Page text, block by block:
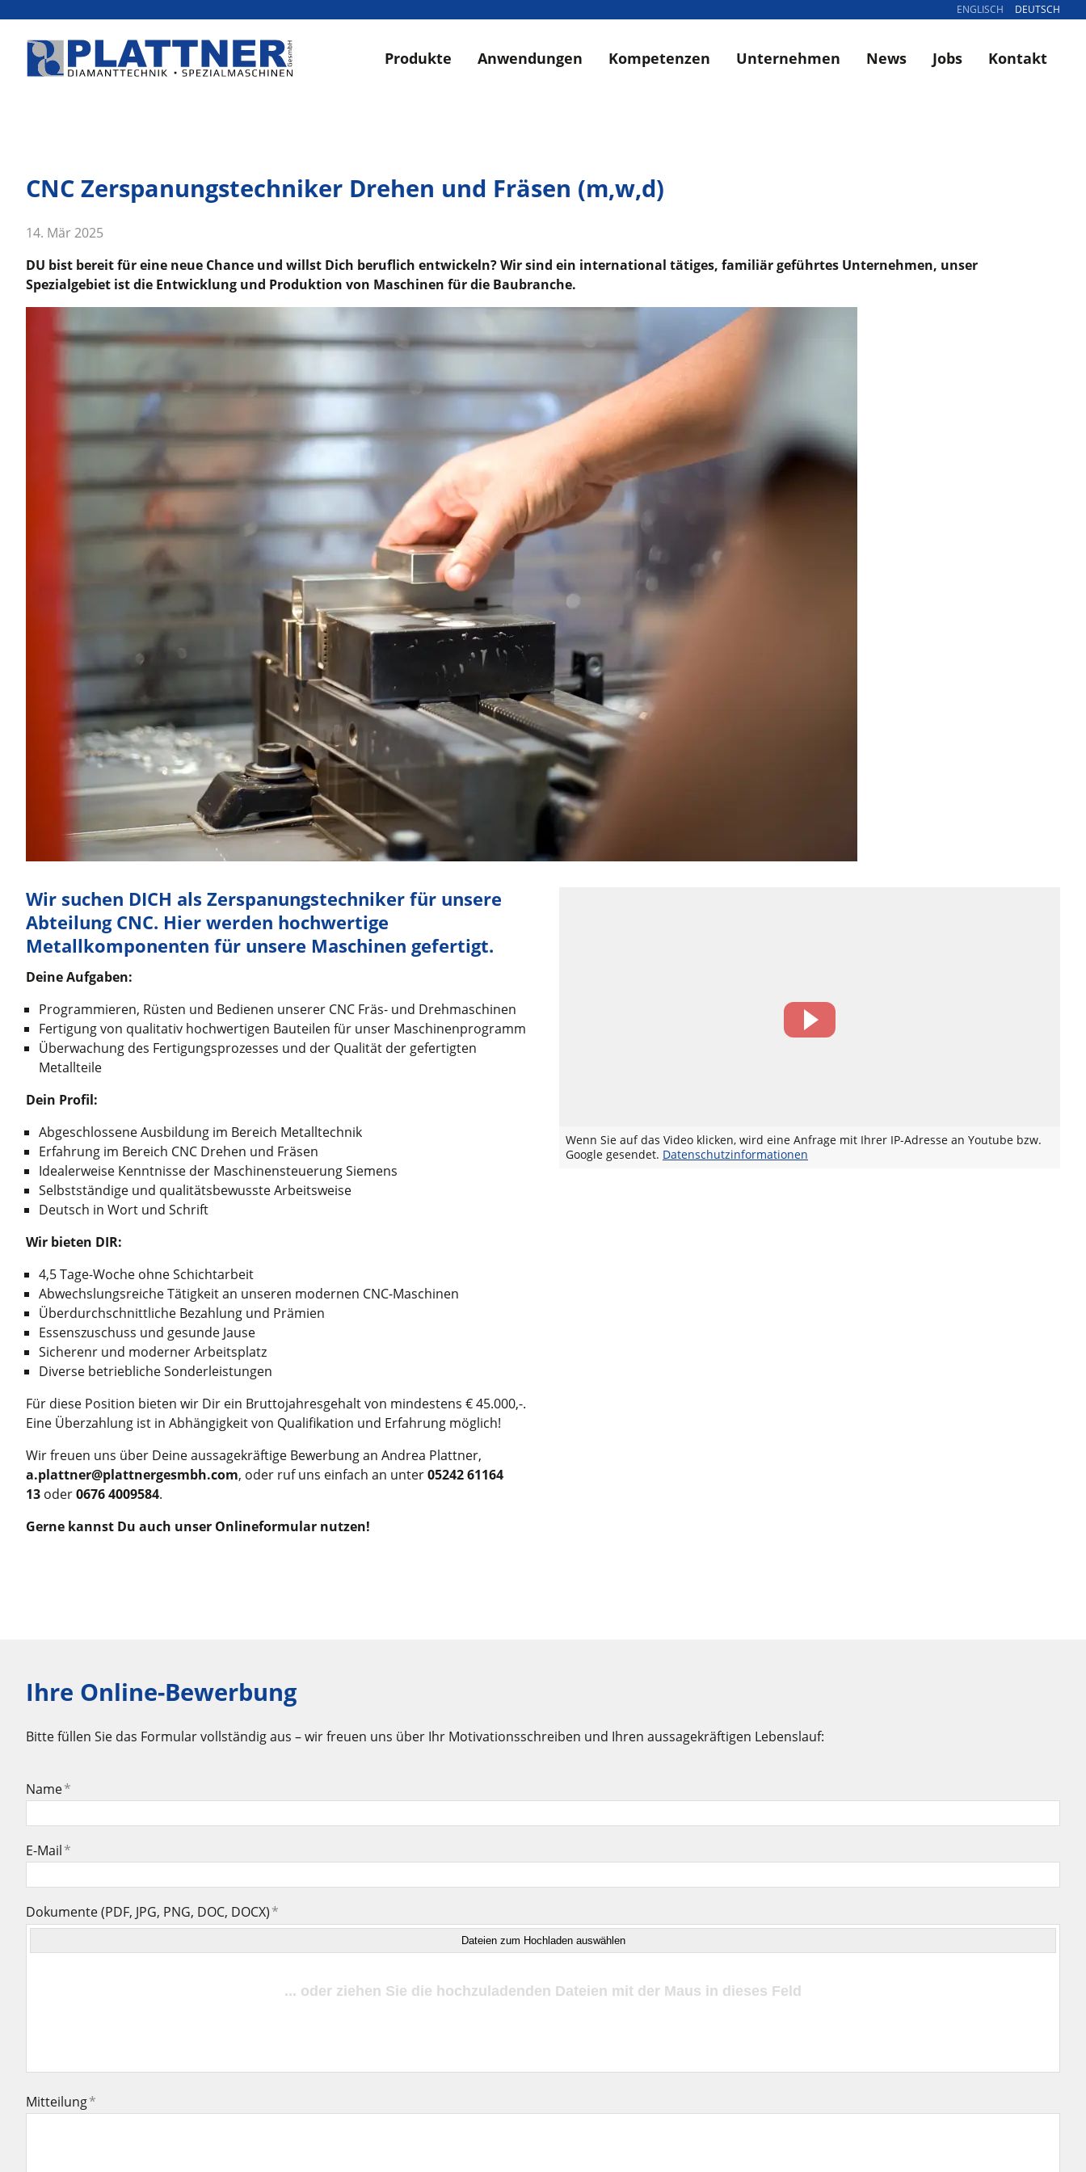
ENGLISCH DEUTSCH
Produkte Anwendungen Kompetenzen Unternehmen News Jobs Kontakt
CNC Zerspanungstechniker Drehen und Fräsen (m,w,d)
14. Mär 2025
DU bist bereit für eine neue Chance und willst Dich beruflich entwickeln? Wir sind ein international tätiges, familiär geführtes Unternehmen, unser
Spezialgebiet ist die Entwicklung und Produktion von Maschinen für die Baubranche.
Wir suchen DICH als Zerspanungstechniker für unsere
Abteilung CNC. Hier werden hochwertige
Metallkomponenten für unsere Maschinen gefertigt.
Deine Aufgaben:
Programmieren, Rüsten und Bedienen unserer CNC Fräs- und Drehmaschinen
Fertigung von qualitativ hochwertigen Bauteilen für unser Maschinenprogramm
Überwachung des Fertigungsprozesses und der Qualität der gefertigten
Metallteile
Dein Profil:
Abgeschlossene Ausbildung im Bereich Metalltechnik
Erfahrung im Bereich CNC Drehen und Fräsen
Idealerweise Kenntnisse der Maschinensteuerung Siemens
Selbstständige und qualitätsbewusste Arbeitsweise
Deutsch in Wort und Schrift
Wir bieten DIR:
4,5 Tage-Woche ohne Schichtarbeit
Abwechslungsreiche Tätigkeit an unseren modernen CNC-Maschinen
Überdurchschnittliche Bezahlung und Prämien
Essenszuschuss und gesunde Jause
Sicherenr und moderner Arbeitsplatz
Diverse betriebliche Sonderleistungen
Für diese Position bieten wir Dir ein Bruttojahresgehalt von mindestens € 45.000,-.
Eine Überzahlung ist in Abhängigkeit von Qualifikation und Erfahrung möglich!
Wir freuen uns über Deine aussagekräftige Bewerbung an Andrea Plattner,
a.plattner@plattnergesmbh.com, oder ruf uns einfach an unter05242 61164
13 oder0676 4009584.
Gerne kannst Du auch unser Onlineformular nutzen!
Wenn Sie auf das Video klicken, wird eine Anfrage mit Ihrer IP-Adresse an Youtube bzw.
Google gesendet. Datenschutzinformationen
Ihre Online-Bewerbung
Bitte füllen Sie das Formular vollständig aus – wir freuen uns über Ihr Motivationsschreiben und Ihren aussagekräftigen Lebenslauf:
Name*
E-Mail*
Dokumente (PDF, JPG, PNG, DOC, DOCX)*
Mitteilung*